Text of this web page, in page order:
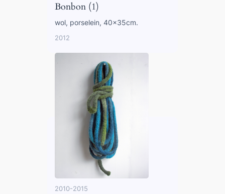
Bonbon (1)
wol, porselein, 40x35cm.
2012
2010-2015